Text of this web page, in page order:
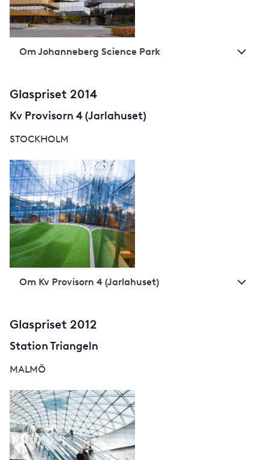
Om Johanneberg Science Park
Glaspriset 2014
Kv Provisorn 4 (Jarlahuset)
STOCKHOLM
Om Kv Provisorn 4 (Jarlahuset)
Glaspriset 2012
Station Triangeln
MALMÖ